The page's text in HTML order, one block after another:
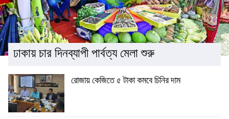
ঢাকায় চার দিনব্যাপী পার্বত্য মেলা শুরু
রোজায় কেজিতে ৫ টাকা কমবে চিনির দাম